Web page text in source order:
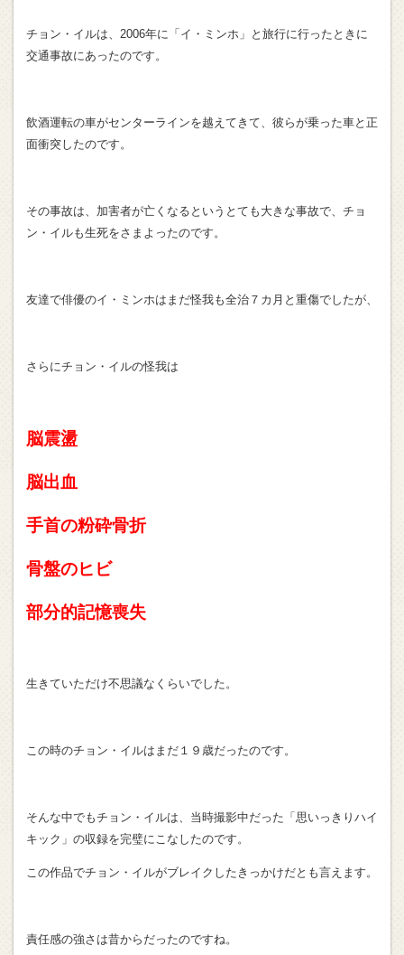
チョン・イルは、2006年に「イ・ミンホ」と旅行に行ったときに
交通事故にあったのです。
飲酒運転の車がセンターラインを越えてきて、彼らが乗った車と正
面衝突したのです。
その事故は、加害者が亡くなるというとても大きな事故で、チョ
ン・イルも生死をさまよったのです。
友達で俳優のイ・ミンホはまだ怪我も全治７カ月と重傷でしたが、
さらにチョン・イルの怪我は
脳震盪
脳出血
手首の粉砕骨折
骨盤のヒビ
部分的記憶喪失
生きていただけ不思議なくらいでした。
この時のチョン・イルはまだ１９歳だったのです。
そんな中でもチョン・イルは、当時撮影中だった「思いっきりハイ
キック」の収録を完璧にこなしたのです。
この作品でチョン・イルがブレイクしたきっかけだとも言えます。
責任感の強さは昔からだったのですね。